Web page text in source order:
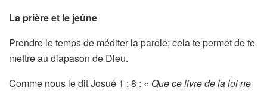
La prière et le jeûne
Prendre le temps de méditer la parole; cela te permet de te
mettre au diapason de Dieu.​
Comme nous le dit Josué 1 : 8 : « Que ce livre de la loi ne